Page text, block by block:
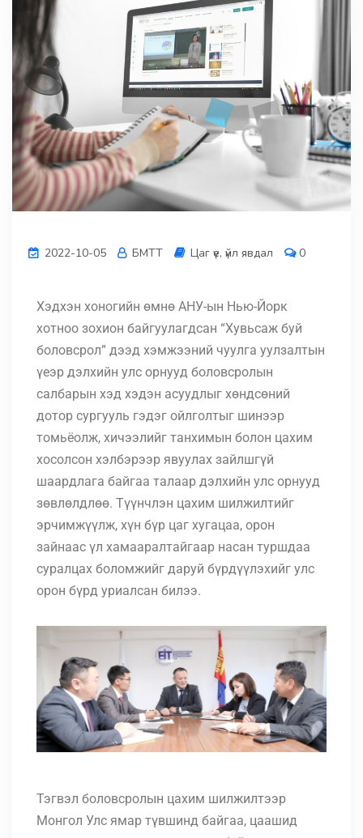
2022-10-05 БМТТ Цаг үе, үйл явдал 0
Хэдхэн хоногийн өмнө АНУ-ын Нью-Йорк
хотноо зохион байгуулагдсан “Хувьсаж буй
боловсрол” дээд хэмжээний чуулга уулзалтын
үеэр дэлхийн улс орнууд боловсролын
салбарын хэд хэдэн асуудлыг хөндсөний
дотор сургууль гэдэг ойлголтыг шинээр
томьёолж, хичээлийг танхимын болон цахим
хосолсон хэлбэрээр явуулах зайлшгүй
шаардлага байгаа талаар дэлхийн улс орнууд
зөвлөлдлөө. Түүнчлэн цахим шилжилтийг
эрчимжүүлж, хүн бүр цаг хугацаа, орон
зайнаас үл хамааралтайгаар насан туршдаа
суралцах боломжийг даруй бүрдүүлэхийг улс
орон бүрд уриалсан билээ.
Тэгвэл боловсролын цахим шилжилтээр
Монгол Улс ямар түвшинд байгаа, цаашид